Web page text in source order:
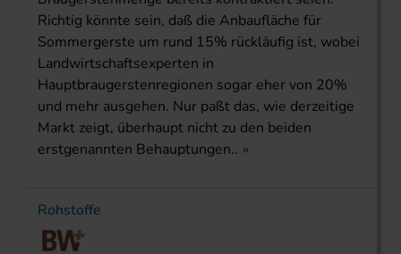
Richtig könnte sein, daß die Anbaufläche für
Sommergerste um rund 15% rückläufig ist, wobei
Landwirtschaftsexperten in
Hauptbraugerstenregionen sogar eher von 20%
und mehr ausgehen. Nur paßt das, wie derzeitige
Markt zeigt, überhaupt nicht zu den beiden
erstgenannten Behauptungen..
Rohstoffe